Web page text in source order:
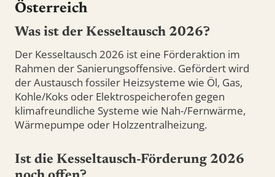
Österreich
Was ist der Kesseltausch 2026?
Der Kesseltausch 2026 ist eine Förderaktion im
Rahmen der Sanierungsoffensive. Gefördert wird
der Austausch fossiler Heizsysteme wie Öl, Gas,
Kohle/Koks oder Elektrospeicherofen gegen
klimafreundliche Systeme wie Nah-/Fernwärme,
Wärmepumpe oder Holzzentralheizung.
Ist die Kesseltausch-Förderung 2026